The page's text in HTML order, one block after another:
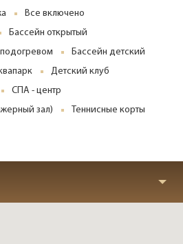
Все включено
Бассейн открытый
Бассейн детский
Детский клуб
СПА - центр
зал)
Теннисные корты